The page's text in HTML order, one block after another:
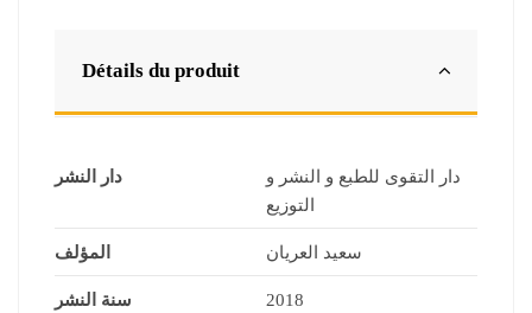
Détails du produit
دار النشر
دار التقوى للطبع و النشر و
التوزيع
المؤلف سعيد العريان
سنة النشر 2018